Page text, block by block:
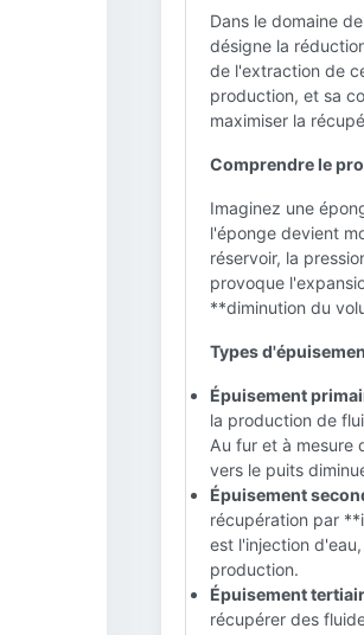
Dans le domaine
désigne la
de l'extraction de
production, et sa
maximiser la
Comprendre le
Imaginez une
l'éponge devient
réservoir, la
provoque
**diminution du
Types
Épuisement
la production de
Au fur et à mesure
vers le puits
Épuisement
récupération par
est l'injection
production.
Épuisement
récupérer des